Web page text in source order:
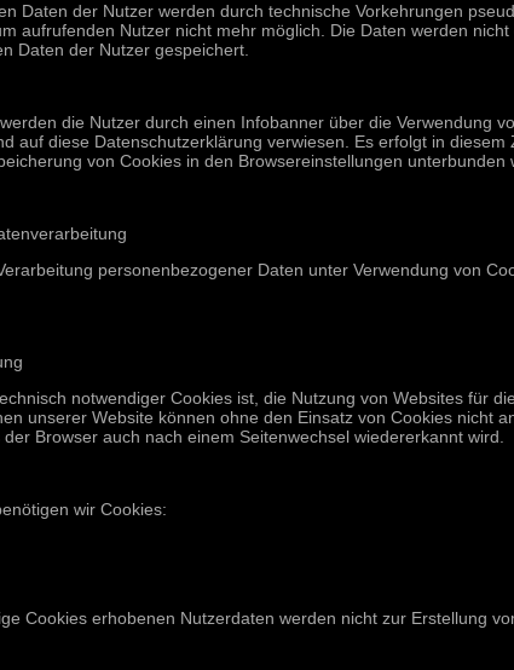
Daten der Nutzer werden durch technische Vorkehrungen
aufrufenden Nutzer nicht mehr möglich. Die Daten werden
Daten der Nutzer gespeichert.
die Nutzer durch einen Infobanner über die Verwendung
auf diese Datenschutzerklärung verwiesen. Es erfolgt in diesem
von Cookies in den Browsereinstellungen unterbunden
personenbezogener Daten unter Verwendung von
notwendiger Cookies ist, die Nutzung von Websites für
unserer Website können ohne den Einsatz von Cookies nicht
Browser auch nach einem Seitenwechsel wiedererkannt wird.
wir Cookies:
Cookies erhobenen Nutzerdaten werden nicht zur Erstellung